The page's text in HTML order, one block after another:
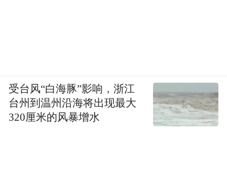
受台风“白海豚”影响，浙江
台州到温州沿海将出现最大
320厘米的风暴增水